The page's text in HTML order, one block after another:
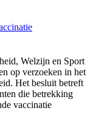
Welzijn en Sport
op verzoeken in het
Het besluit betreft
die betrekking
vaccinatie